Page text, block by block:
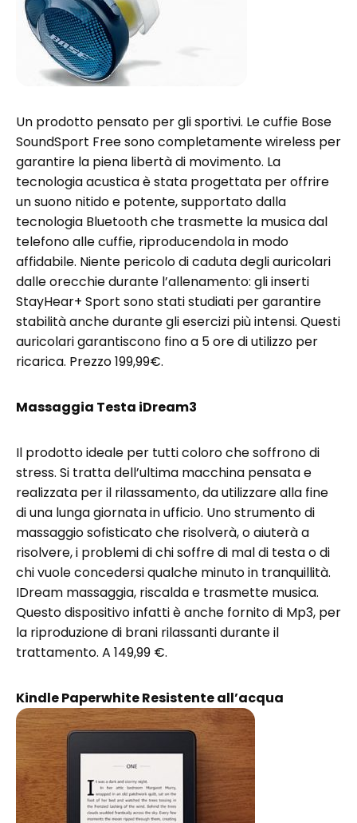
Un prodotto pensato per gli sportivi. Le cuffie Bose
SoundSport Free sono completamente wireless per
garantire la piena libertà di movimento. La
tecnologia acustica è stata progettata per offrire
un suono nitido e potente, supportato dalla
tecnologia Bluetooth che trasmette la musica dal
telefono alle cuffie, riproducendola in modo
affidabile. Niente pericolo di caduta degli auricolari
dalle orecchie durante l’allenamento: gli inserti
StayHear+ Sport sono stati studiati per garantire
stabilità anche durante gli esercizi più intensi. Questi
auricolari garantiscono fino a 5 ore di utilizzo per
ricarica. Prezzo 199,99€.
Massaggia Testa iDream3
Il prodotto ideale per tutti coloro che soffrono di
stress. Si tratta dell’ultima macchina pensata e
realizzata per il rilassamento, da utilizzare alla fine
di una lunga giornata in ufficio. Uno strumento di
massaggio sofisticato che risolverà, o aiuterà a
risolvere, i problemi di chi soffre di mal di testa o di
chi vuole concedersi qualche minuto in tranquillità.
IDream massaggia, riscalda e trasmette musica.
Questo dispositivo infatti è anche fornito di Mp3, per
la riproduzione di brani rilassanti durante il
trattamento. A 149,99 €.
Kindle Paperwhite Resistente all’acqua